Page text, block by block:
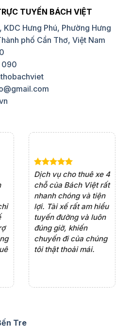
TUYẾN BÁCH VIỆT
Hưng Phú, Phường Hưng
phố Cần Thơ, Việt Nam
090
Lần đầu thuê xe 16
chỗ tại Bách Việt, tôi
rất hài lòng với chất
lượng xe và sự
chuyên nghiệp của
tài xế. Dịch vụ tận
tâm, chu đáo, sẽ tiếp
tục sử dụng trong
Tre